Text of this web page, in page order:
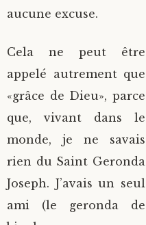
aucune excuse.
Cela ne peut être
appelé autrement que
«grâce de Dieu», parce
que, vivant dans le
monde, je ne savais
rien du Saint Geronda
Joseph. J’avais un seul
ami (le geronda de